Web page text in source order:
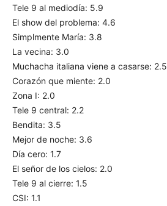
Tele 9 al mediodía: 5.9
El show del problema: 4.6
Simplmente María: 3.8
La vecina: 3.0
Muchacha italiana viene a casarse: 2.5
Corazón que miente: 2.0
Zona I: 2.0
Tele 9 central: 2.2
Bendita: 3.5
Mejor de noche: 3.6
Día cero: 1.7
El señor de los cielos: 2.0
Tele 9 al cierre: 1.5
CSI: 1.1